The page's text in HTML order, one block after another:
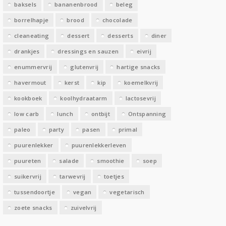
baksels bananenbrood beleg
borrelhapje brood chocolade
cleaneating dessert desserts diner
drankjes dressings en sauzen eivrij
enummervrij glutenvrij hartige snacks
havermout kerst kip koemelkvrij
kookboek koolhydraatarm lactosevrij
low carb lunch ontbijt Ontspanning
paleo party pasen primal
puurenlekker puurenlekkerleven
puureten salade smoothie soep
suikervrij tarwevrij toetjes
tussendoortje vegan vegetarisch
zoete snacks zuivelvrij